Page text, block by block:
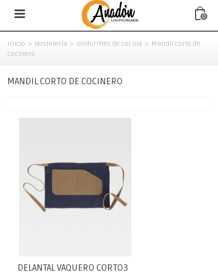
0
Inicio > Hostelería > Uniformes de cocina > Mandil corto de
cocinero
MANDIL CORTO DE COCINERO
DELANTAL VAQUERO CORTO3